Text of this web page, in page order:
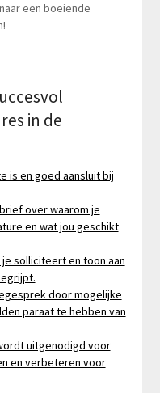
een boeiende
in de
is en goed aansluit bij
over waarom je
en wat jou geschikt
solliciteert en toon aan
door mogelijke
paraat te hebben van
uitgenodigd voor
en verbeteren voor